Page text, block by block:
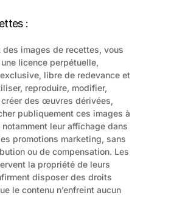
:
des images de recettes, vous
licence perpétuelle,
libre de redevance et
reproduire, modifier,
des œuvres dérivées,
publiquement ces images à
leur affichage dans
promotions marketing, sans
ou de compensation. Les
la propriété de leurs
disposer des droits
le contenu n’enfreint aucun